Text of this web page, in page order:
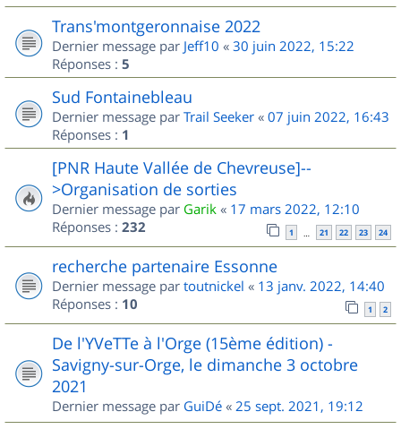
Trans'montgeronnaise 2022
Dernier message par Jeff10 « 30 juin 2022, 15:22
Réponses : 5
Sud Fontainebleau
Dernier message par Trail Seeker « 07 juin 2022, 16:43
Réponses : 1
[PNR Haute Vallée de Chevreuse]--
>Organisation de sorties
Dernier message par Garik « 17 mars 2022, 12:10
Réponses : 232 1 … 21 22 23 24
recherche partenaire Essonne
Dernier message par toutnickel « 13 janv. 2022, 14:40
Réponses : 10 1 2
De l'YVeTTe à l'Orge (15ème édition) -
Savigny-sur-Orge, le dimanche 3 octobre
2021
Dernier message par GuiDé « 25 sept. 2021, 19:12